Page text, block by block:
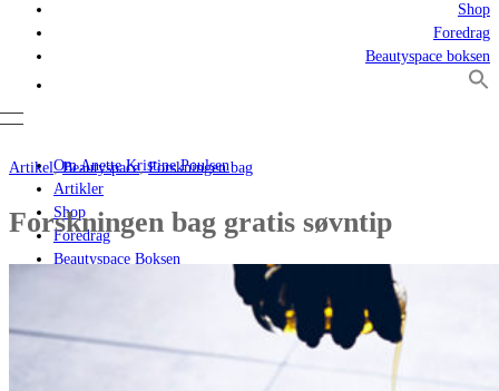
Shop
Foredrag
Beautyspace boksen
Om Anette Kristine Poulsen
Artikler
Shop
Foredrag
Beautyspace Boksen
Artikel,Beautyspace,Forskningen bag
Forskningen bag gratis søvntip